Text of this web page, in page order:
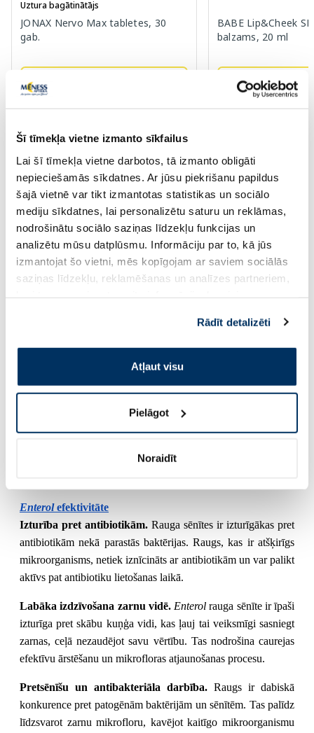
Šī tīmekļa vietne izmanto sīkfailus
Lai šī tīmekļa vietne darbotos, tā izmanto obligāti
nepieciešamās sīkdatnes. Ar jūsu piekrišanu papildus
šajā vietnē var tikt izmantotas statistikas un sociālo
mediju sīkdatnes, lai personalizētu saturu un reklāmas,
nodrošinātu sociālo saziņas līdzekļu funkcijas un
analizētu mūsu datplūsmu. Informāciju par to, kā jūs
izmantojat šo vietni, mēs kopīgojam ar saviem sociālās
saziņas līdzekļu, reklamēšanas un analīzes partneriem,
pakalpojumus. Ja piekrītat šo papildu sīkdatņu
izmantošanai, lūdzu, atzīmējiet savu izvēli:
Rādīt detalizēti
Atļaut visu
Pielāgot
Noraidīt
Uztura bagātinātājs
JONAX Nervo Max tabletes, 30
gab.
3.00 €
Pirkt
Standarta cena: 9.99 €
BABE Lip&Cheek
balzams, 20 ml
5.04 €
30 dienu zemākā cena:
Standarta cena: 12.59 €
Page 1 of 10
Labsajūta vēderā arEnterol
iedarbībai, ne tikai ārstējot dažādas zarnu trakta slimības, bet
gan akūtu, gan hronisku slimību gadījumā.
Tasparasti labi panes arī jutīgi cilvēki, jo līdzekļa pamatā ir
rauga sēnītes radītās baktērijas, nevis baktērija pati par sevi.
stiprina imūnsistēmu. Turklāt tās ir efektīvas, lietojot mazās
Enterolefektivitāte
Izturība pret antibiotikām. Rauga sēnītes ir izturīgākas pret
antibiotikām nekā parastās baktērijas. Raugs, kas ir atšķirīgs
mikroorganisms, netiek iznīcināts ar antibiotikām un var palikt
aktīvs pat antibiotiku lietošanas laikā.
Labāka izdzīvošana zarnu vidē. Enterol rauga sēnīte ir īpaši
izturīga pret skābu kuņģa vidi, kas ļauj tai veiksmīgi sasniegt
zarnas, ceļā nezaudējot savu vērtību. Tas nodrošina caurejas
efektīvu ārstēšanu un mikrofloras atjaunošanas procesu.
Pretsēnīšu un antibakteriāla darbība. Raugs ir dabiskā
konkurence pret patogēnām baktērijām un sēnītēm. Tas palīdz
līdzsvarot zarnu mikrofloru, kavējot kaitīgo mikroorganismu